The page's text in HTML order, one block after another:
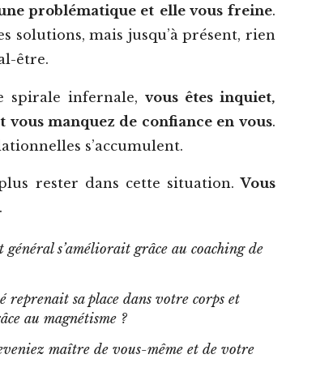
problématique et elle vous freine.
solutions, mais jusqu’à présent, rien
être.
spirale infernale, vous êtes inquiet,
vous manquez de confiance en vous.
s’accumulent.
rester dans cette situation.Vous
.
s’améliorait grâce au coaching de
reprenait sa place dans votre corps et
au magnétisme ?
maître de vous-même et de votre